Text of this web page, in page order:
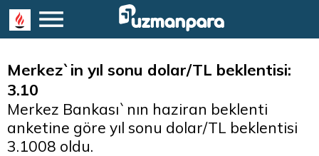
Merkez`in yıl sonu dolar/TL beklentisi:
3.10
Merkez Bankası`nın haziran beklenti
anketine göre yıl sonu dolar/TL beklentisi
3.1008 oldu.